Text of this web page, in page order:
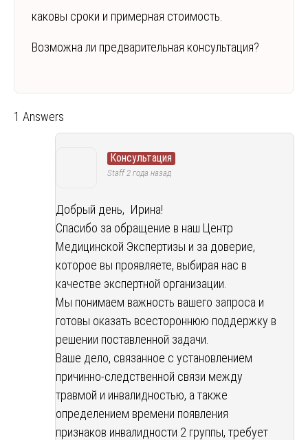
каковы сроки и примерная стоимость.
Возможна ли предварительная консультация?
1 Answers
Консультация
Staff2 года назад
Добрый день, Ирина!
Спасибо за обращение в наш Центр
Медицинской Экспертизы и за доверие,
которое вы проявляете, выбирая нас в
качестве экспертной организации.
Мы понимаем важность вашего запроса и
готовы оказать всестороннюю поддержку в
решении поставленной задачи.
Ваше дело, связанное с установлением
причинно-следственной связи между
травмой и инвалидностью, а также
определением времени появления
признаков инвалидности 2 группы, требует